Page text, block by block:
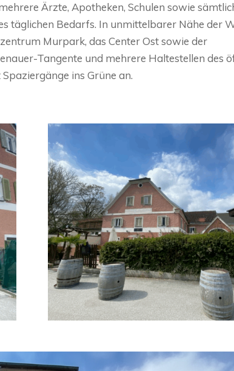
Ärzte, Apotheken, Schulen sowie
täglichen Bedarfs. In unmittelbarer Nähe der
Murpark, das Center Ost sowie der
Tangente und mehrere Haltestellen des
ins Grüne an.